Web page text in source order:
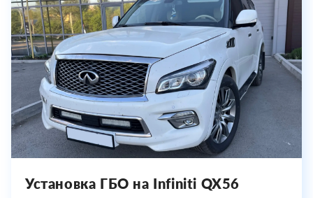
Установка ГБО на Infiniti QX56